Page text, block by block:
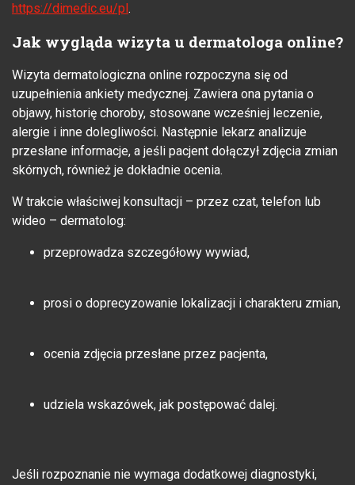
https://dimedic.eu/pl .
Jak wygląda wizyta u dermatologa online?
Wizyta dermatologiczna online rozpoczyna się od
uzupełnienia ankiety medycznej. Zawiera ona pytania o
objawy, historię choroby, stosowane wcześniej leczenie,
alergie i inne dolegliwości. Następnie lekarz analizuje
przesłane informacje, a jeśli pacjent dołączył zdjęcia zmian
skórnych, również je dokładnie ocenia.
W trakcie właściwej konsultacji – przez czat, telefon lub
wideo – dermatolog:
przeprowadza szczegółowy wywiad,
prosi o doprecyzowanie lokalizacji i charakteru zmian,
ocenia zdjęcia przesłane przez pacjenta,
udziela wskazówek, jak postępować dalej.
Jeśli rozpoznanie nie wymaga dodatkowej diagnostyki,